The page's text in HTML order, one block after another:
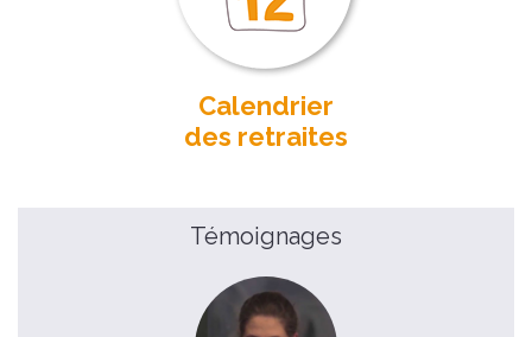
Calendrier
des retraites
Témoignages